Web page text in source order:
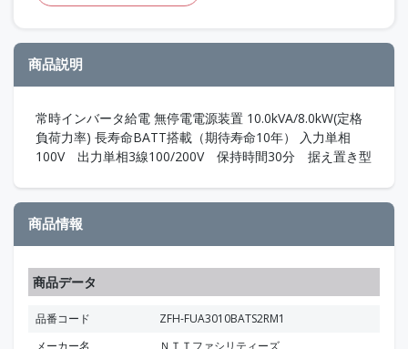
商品説明
常時インバータ給電 無停電電源装置 10.0kVA/8.0kW(定格
負荷力率) 長寿命BATT搭載（期待寿命10年） 入力単相
100V 出力単相3線100/200V 保持時間30分 据え置き型
商品情報
商品データ
品番コード
ZFH-FUA3010BATS2RM1
メーカー名
ＮＴＴファシリティーズ